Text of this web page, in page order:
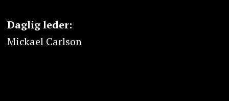
Daglig leder:
Mickael Carlson